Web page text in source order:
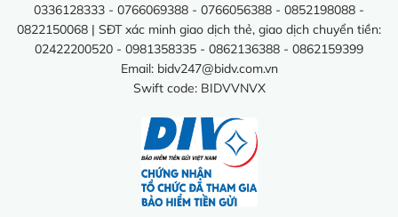
0336128333 - 0766069388 - 0766056388 - 0852198088 -
0822150068 | SĐT xác minh giao dịch thẻ, giao dịch chuyển tiền:
02422200520 - 0981358335 - 0862136388 - 0862159399
Email: bidv247@bidv.com.vn
Swift code: BIDVVNVX